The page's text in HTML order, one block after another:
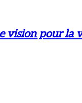
vision pour la